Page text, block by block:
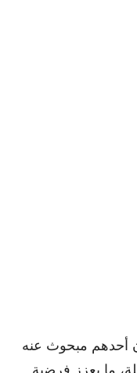
أحدهم مبحوث عنه
ما يعزز فرضية